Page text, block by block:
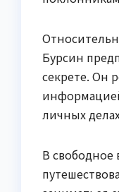
Бурсин
секрете. Он
личных
В